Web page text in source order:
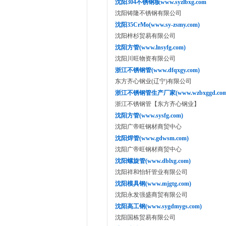
沈阳304不锈钢板www.syzlbxg.com
沈阳铸隆不锈钢有限公司
沈阳35CrMo(www.sy-zsmy.com)
沈阳梓杉贸易有限公司
沈阳方管(www.lnsyfg.com)
沈阳川旺物资有限公司
浙江不锈钢管(www.dfqxgy.com)
东方齐心钢业(辽宁)有限公司
浙江不锈钢管生产厂家
浙江不锈钢管【东方齐心钢业】
沈阳方管(www.sysfg.com)
沈阳广帝旺钢材商贸中心
沈阳焊管(www.gdwsm.com)
沈阳广帝旺钢材商贸中心
沈阳螺旋管(www.dblxg.com)
沈阳祥和怡轩管业有限公司
沈阳模具钢(www.mjgtg.com)
沈阳永发强盛商贸有限公司
沈阳高工钢(www.sygdmygs.com)
沈阳国栋贸易有限公司